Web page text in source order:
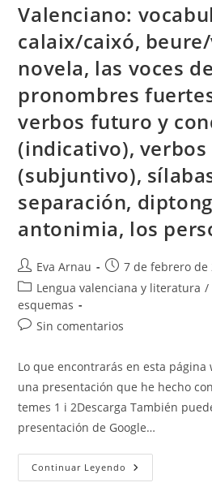
Valenciano:
calaix/caixó,
novela, las voces
pronombres
verbos futuro y
(indicativo), verbos
(subjuntivo),
separación,
antonimia, los
Autor
de
la
entrada:
Eva Arnau
Publicación
de
7 de febrero de
Categoría
de
la
Lengua valenciana y literatura /
esquemas
Comentarios
la
entrada:
Sin comentarios
Lo que encontrarás en esta
una presentación que he hecho
temes 1 i 2Descarga También
presentación de Google…
Continuar Leyendo Valenciano:
Vocabulario,